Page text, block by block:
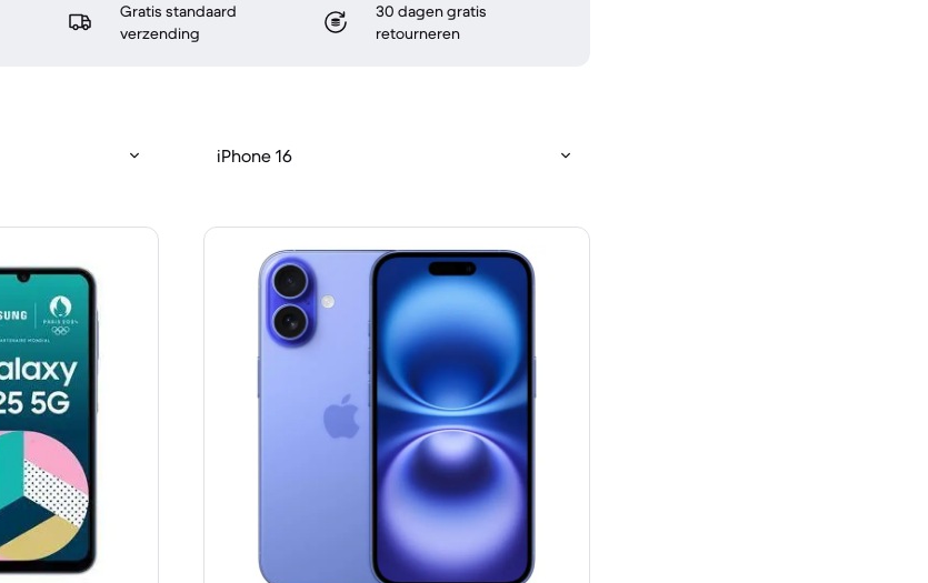
Gratis standaard
verzending
30 dagen gratis
retourneren
iPhone 16